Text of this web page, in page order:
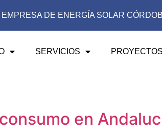
EMPRESA DE ENERGÍA SOLAR
SERVICIOS PROYECTOS
en